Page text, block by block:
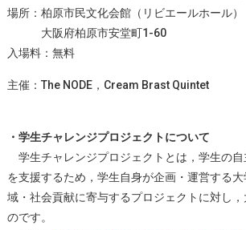
場所：柏原市民文化会館（リビエールホール
大阪府柏原市安堂町1-60
入場料：無料
主催：The NODE，Cream Brast Quintet
・学生チャレンジプロジェクトについて
学生チャレンジプロジェクトとは，学生の自
を支援するため，学生自身が企画・運営する
域・社会貢献に寄与するプロジェクトに対し
のです。